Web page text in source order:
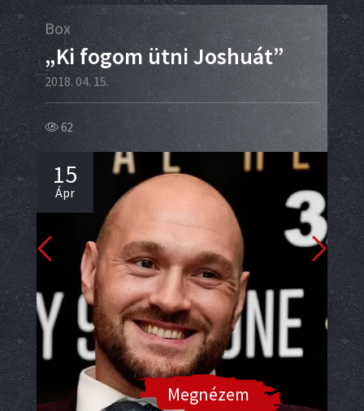
Megnézem
Box
„Ki fogom ütni Joshuát”
2018. 04. 15.
62
15
Ápr
Box
25